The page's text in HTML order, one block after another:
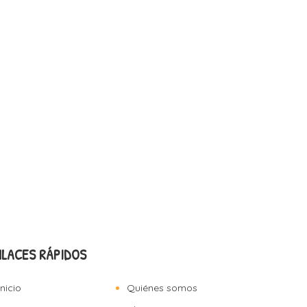
RÁPIDOS
Quiénes somos